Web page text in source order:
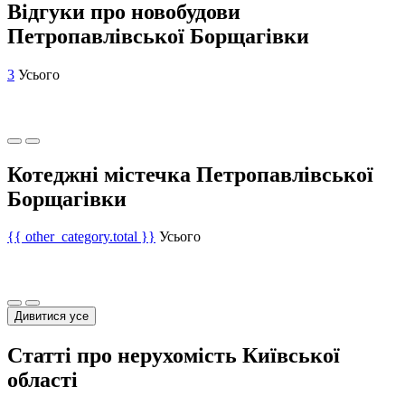
Відгуки про новобудови
Петропавлівської Борщагівки
3 Усього
Котеджні містечка Петропавлівської
Борщагівки
{{ other_category.total }} Усього
Дивитися усе
Статті про нерухомість Київської
області